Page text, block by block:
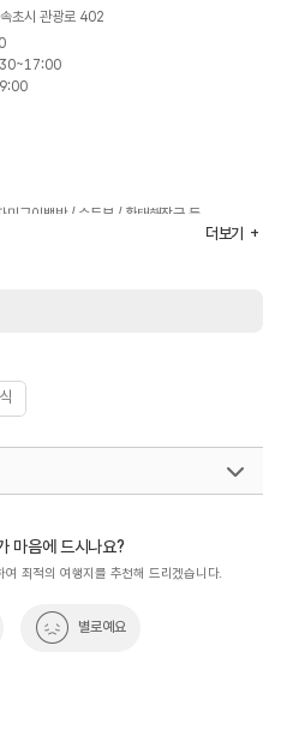
초시 관광로 402
미구이백반 / 순두부 / 황태해장국 등
더보기
마음에 드시나요?
최적의 여행지를 추천해 드리겠습니다.
별로예요